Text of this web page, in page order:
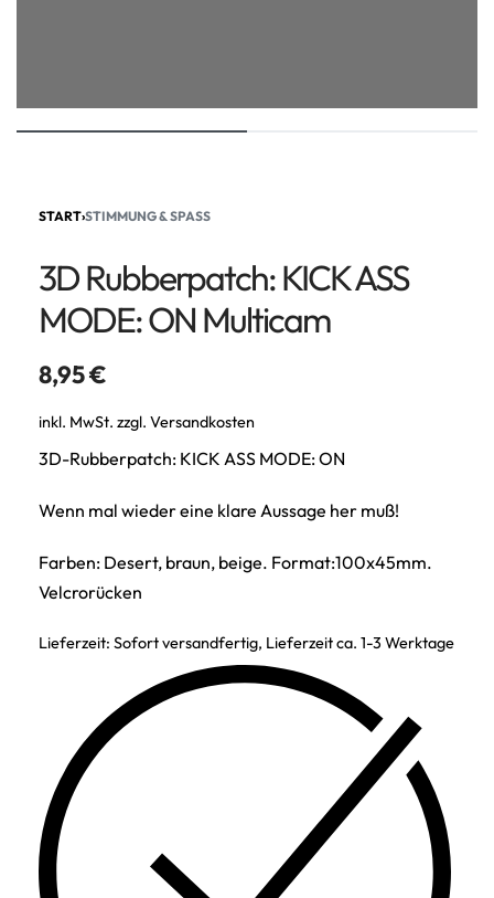
START›STIMMUNG & SPASS
3D Rubberpatch: KICK ASS
MODE: ON Multicam
8,95€
inkl. MwSt. zzgl. Versandkosten
3D-Rubberpatch: KICK ASS MODE: ON
Wenn mal wieder eine klare Aussage her muß!
Farben: Desert, braun, beige. Format:100x45mm.
Velcrorücken
Lieferzeit: Sofort versandfertig, Lieferzeit ca. 1-3 Werktage